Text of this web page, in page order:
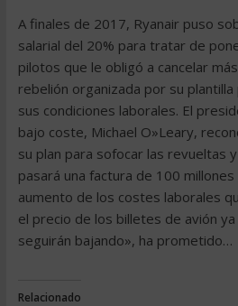
A finales de 2017, Ryanair puso
salarial del 20% para tratar de
pilotos que le obligó a cancelar
rebelión organizada por su
sus condiciones laborales. El
bajo coste, Michael O»Leary,
su plan para sofocar las revueltas
pasará una factura de 100
aumento de los costes laborales
el precio de los billetes de avión
seguirán bajando», ha prometido…
Relacionado